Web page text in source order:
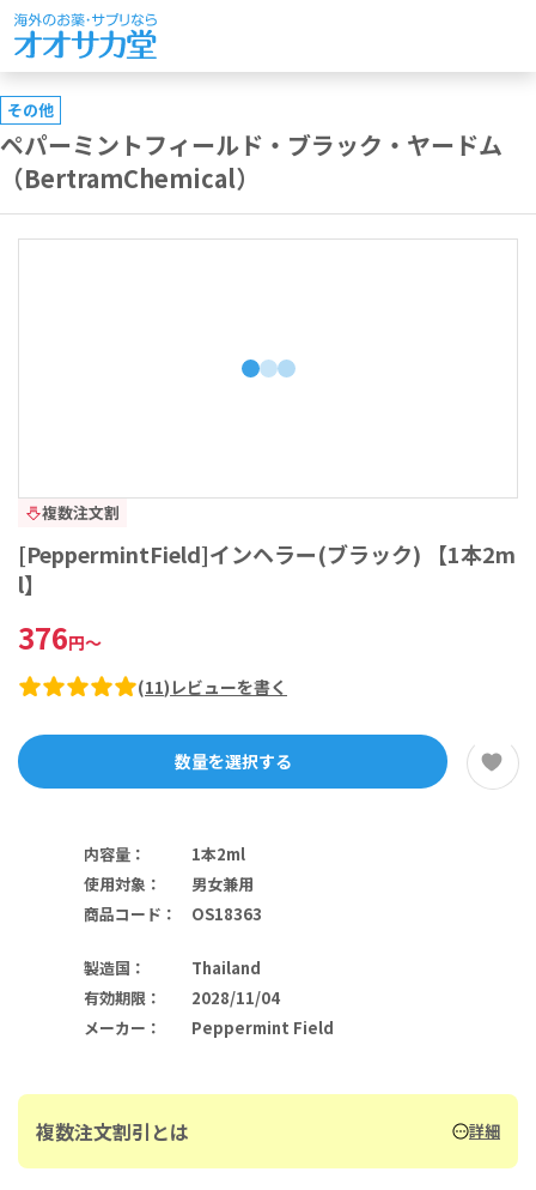
その他
ペパーミントフィールド・ブラック・ヤードム
（BertramChemical）
複数注文割
[PeppermintField]インヘラー(ブラック) 【1本2m
l】
376円～
(11) レビューを書く
数量を選択する
内容量 ：
1本2ml
使用対象 ：
男女兼用
商品コード ： OS18363
製造国 ：
Thailand
有効期限 ：
2028/11/04
メーカー ： Peppermint Field
複数注文割引とは 詳細